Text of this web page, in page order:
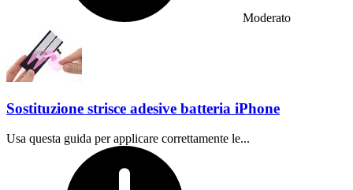
Moderato
Sostituzione strisce adesive batteria iPhone
Usa questa guida per applicare correttamente le...